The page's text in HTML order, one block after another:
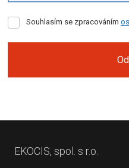
Souhlasím
zpracováním
Souhlasím se zpracováním
nepodařilo
odeslat.
EKOCIS, spol. s r.o.